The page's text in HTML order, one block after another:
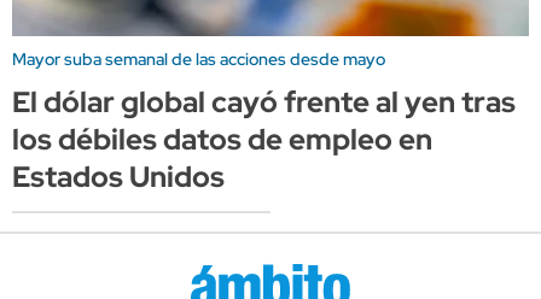
Mayor suba semanal de las acciones desde mayo
El dólar global cayó frente al yen tras
los débiles datos de empleo en
Estados Unidos